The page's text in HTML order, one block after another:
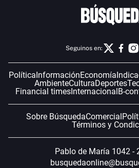
Seguinos en:
PolíticaInformaciónEconomía
AmbienteCulturaDeportes
Financial timesInternacionalB-
Sobre BúsquedaComercial
Términos y
Pablo de María 1042 -